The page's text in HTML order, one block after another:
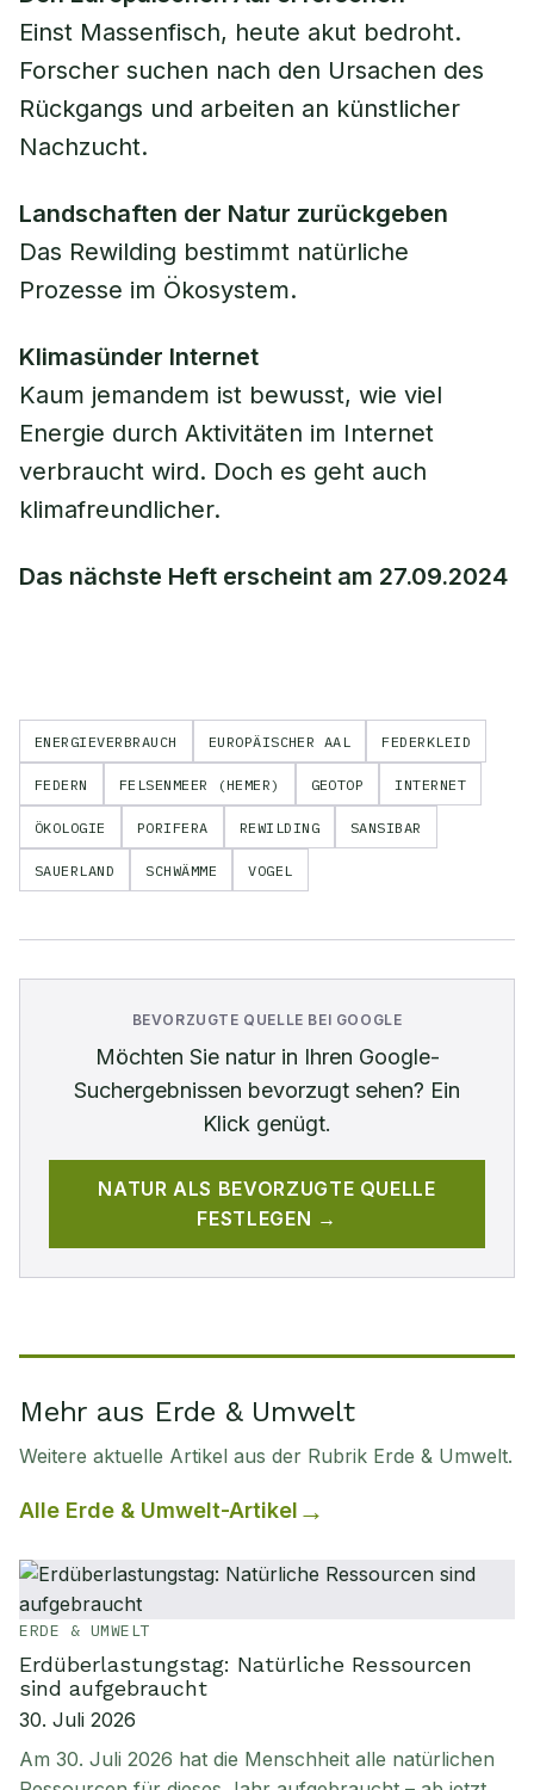
Einst Massenfisch, heute akut bedroht.
Forscher suchen nach den Ursachen des
Rückgangs und arbeiten an künstlicher
Nachzucht.
Landschaften der Natur zurückgeben
Das Rewilding bestimmt natürliche
Prozesse im Ökosystem.
Klimasünder Internet
Kaum jemandem ist bewusst, wie viel
Energie durch Aktivitäten im Internet
verbraucht wird. Doch es geht auch
klimafreundlicher.
Das nächste Heft erscheint am 27.09.2024
ENERGIEVERBRAUCH EUROPÄISCHER AAL FEDERKLEID
FEDERN FELSENMEER (HEMER) GEOTOP INTERNET
ÖKOLOGIE PORIFERA REWILDING SANSIBAR
SAUERLAND SCHWÄMME VOGEL
BEVORZUGTE QUELLE BEI GOOGLE
Möchten Sie naturin Ihren Google-
Suchergebnissen bevorzugt sehen? Ein
Klick genügt.
NATUR ALS BEVORZUGTE QUELLE
FESTLEGEN →
Mehr aus Erde & Umwelt
Weitere aktuelle Artikel aus der Rubrik Erde & Umwelt.
Alle Erde & Umwelt-Artikel
ERDE & UMWELT
Erdüberlastungstag: Natürliche Ressourcen
sind aufgebraucht
30. Juli 2026
Am 30. Juli 2026 hat die Menschheit alle natürlichen